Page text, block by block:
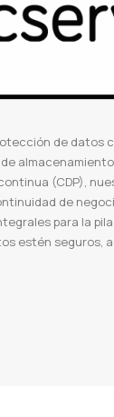
de datos
(CDP),
de
para la
estén seguros,